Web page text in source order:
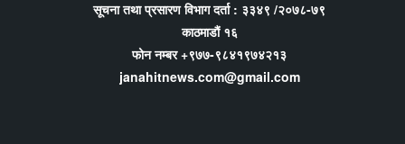
सूचना तथा प्रसारण विभाग दर्ता : ३३४९ /२०७८-७९
काठमाडौं १६
फोन नम्बर +९७७-९८४१९७४२१३
janahitnews.com@gmail.com